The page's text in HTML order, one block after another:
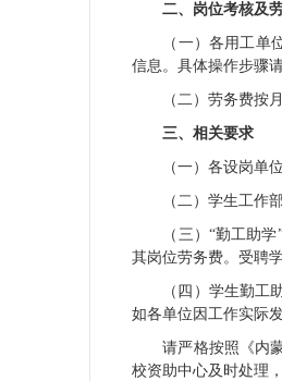
二、岗位考核及
（一）各用工
信息。具体操作步骤
（二）劳务费按
三、相关要求
（一）各设岗单
（二）学生工作
（三）“勤工助
其岗位劳务费。受聘
（四）学生勤工
如各单位因工作实际
请严格按照《内
校资助中心及时处理